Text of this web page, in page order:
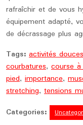
rafraîchir et de vous
équipement adapté,
de décrassage plus
Tags: activités douces
courbatures, course
pied, importance,
stretching, tensions
Categories: